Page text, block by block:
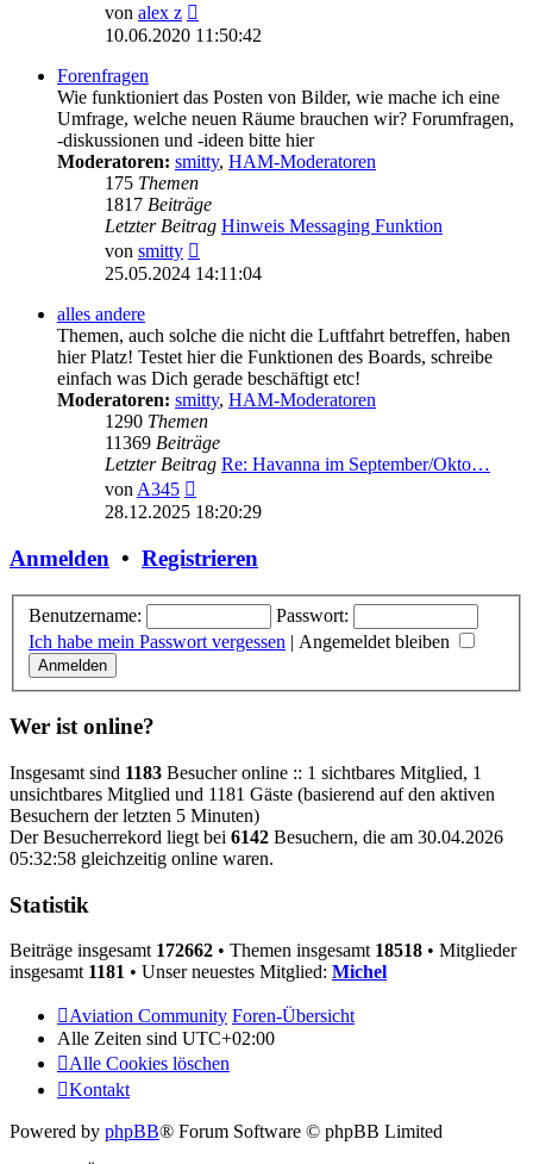
von alex z
Beitrag
10.06.2020 11:50:42
Forenfragen
Wie funktioniert das Posten von Bilder, wie mache ich eine
Umfrage, welche neuen Räume brauchen wir? Forumfragen,
-diskussionen und -ideen bitte hier
Moderatoren: smitty, HAM-Moderatoren
175 Themen
1817 Beiträge
Letzter Beitrag Hinweis Messaging Funktion
von smitty
Beitrag
25.05.2024 14:11:04
alles andere
Themen, auch solche die nicht die Luftfahrt betreffen, haben
hier Platz! Testet hier die Funktionen des Boards, schreibe
einfach was Dich gerade beschäftigt etc!
Moderatoren: smitty, HAM-Moderatoren
1290 Themen
11369 Beiträge
Letzter Beitrag Re: Havanna im September/Okto…
vonA345
Beitrag
28.12.2025 18:20:29
Anmelden • Registrieren
Benutzername:
Passwort:
Ich habe mein Passwort vergessen | Angemeldet bleiben
Wer ist online?
Insgesamt sind 1183 Besucher online :: 1 sichtbares Mitglied, 1
unsichtbares Mitglied und 1181 Gäste (basierend auf den aktiven
Besuchern der letzten 5 Minuten)
Der Besucherrekord liegt bei 6142 Besuchern, die am 30.04.2026
05:32:58 gleichzeitig online waren.
Statistik
Beiträge insgesamt 172662 • Themen insgesamt 18518 • Mitglieder
insgesamt 1181 • Unser neuestes Mitglied: Michel
Aviation Community Foren-Übersicht
Alle Zeiten sind UTC+02:00
Alle Cookies löschen
Kontakt
Powered by phpBB® Forum Software © phpBB Limited